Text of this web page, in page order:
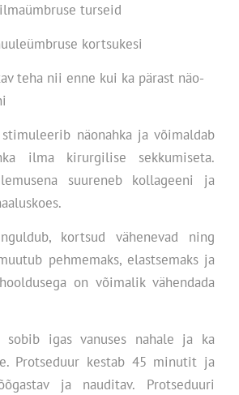
turseid
kortsukesi
teha nii enne kui ka pärast näo-
stimuleerib näonahka ja võimaldab
ilma kirurgilise sekkumiseta.
suureneb kollageeni ja
kortsud vähenevad ning
pehmemaks, elastsemaks ja
on võimalik vähendada
sobib igas vanuses nahale ja ka
Protseduur kestab 45 minutit ja
ja nauditav. Protseduuri